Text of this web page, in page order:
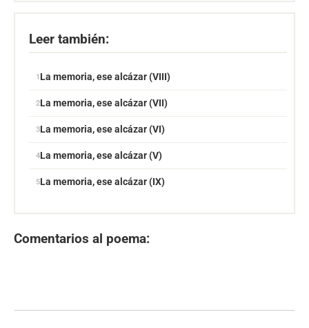
Leer también:
La memoria, ese alcázar (VIII)
La memoria, ese alcázar (VII)
La memoria, ese alcázar (VI)
La memoria, ese alcázar (V)
La memoria, ese alcázar (IX)
Comentarios al poema: